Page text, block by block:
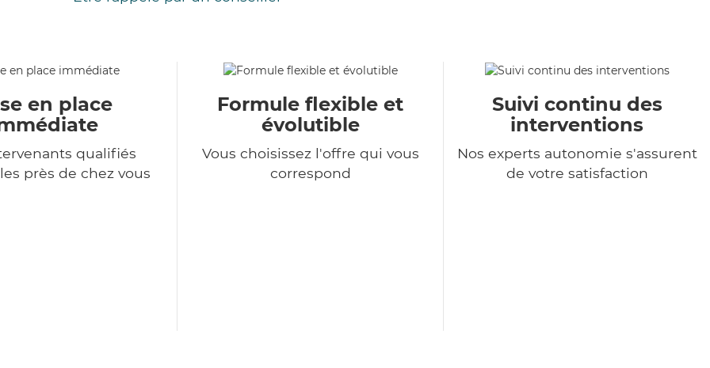
en place
qualifiés
près de chez vous
Formule flexible et
évolutible
Vous choisissez l'offre qui vous
correspond
Suivi continu des
interventions
Nos experts autonomie s'assurent
de votre satisfaction